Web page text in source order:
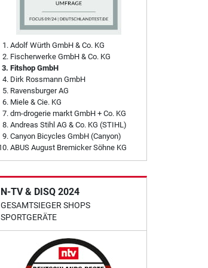
Adolf Würth GmbH & Co. KG
Fischerwerke GmbH & Co. KG
Fitshop GmbH
Dirk Rossmann GmbH
Ravensburger AG
Miele & Cie. KG
dm-drogerie markt GmbH + Co. KG
Andreas Stihl AG & Co. KG (STIHL)
Canyon Bicycles GmbH (Canyon)
ABUS August Bremicker Söhne KG
N-TV & DISQ 2024
GESAMTSIEGER SHOPS
SPORTGERÄTE